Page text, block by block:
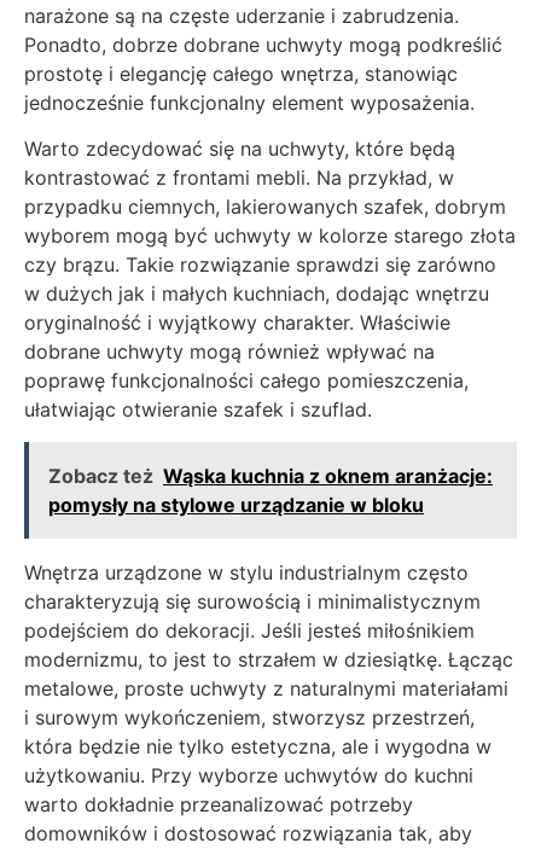
narażone są na częste uderzanie i zabrudzenia.
Ponadto, dobrze dobrane uchwyty mogą podkreślić
prostotę i elegancję całego wnętrza, stanowiąc
jednocześnie funkcjonalny element wyposażenia.
Warto zdecydować się na uchwyty, które będą
kontrastować z frontami mebli. Na przykład, w
przypadku ciemnych, lakierowanych szafek, dobrym
wyborem mogą być uchwyty w kolorze starego złota
czy brązu. Takie rozwiązanie sprawdzi się zarówno
w dużych jak i małych kuchniach, dodając wnętrzu
oryginalność i wyjątkowy charakter. Właściwie
dobrane uchwyty mogą również wpływać na
poprawę funkcjonalności całego pomieszczenia,
ułatwiając otwieranie szafek i szuflad.
Zobacz też Wąska kuchnia z oknem aranżacje:
pomysły na stylowe urządzanie w bloku
Wnętrza urządzone w stylu industrialnym często
charakteryzują się surowością i minimalistycznym
podejściem do dekoracji. Jeśli jesteś miłośnikiem
modernizmu, to jest to strzałem w dziesiątkę. Łącząc
metalowe, proste uchwyty z naturalnymi materiałami
i surowym wykończeniem, stworzysz przestrzeń,
która będzie nie tylko estetyczna, ale i wygodna w
użytkowaniu. Przy wyborze uchwytów do kuchni
warto dokładnie przeanalizować potrzeby
domowników i dostosować rozwiązania tak, aby